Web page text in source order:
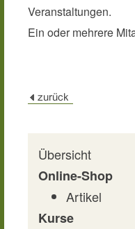
Veranstaltungen.
Ein oder mehrere
Übersicht
Online-Shop
Artikel
Kurse